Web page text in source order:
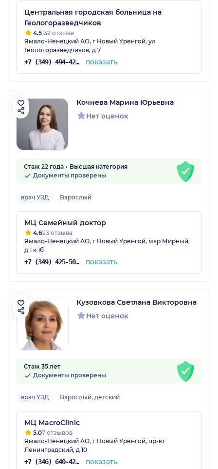
Центральная городская больница на
Геологоразведчиков
4.5132 отзыва
Ямало-Ненецкий АО, г Новый Уренгой, ул
Геологоразведчиков, д 7
+7 (349) 494-42-62 показать
Кочнева Марина Юрьевна
Нет оценок
Стаж 22 года
Высшая категория
Документы проверены
врач УЗД Взрослый
МЦ Семейный доктор
4.623 отзыва
Ямало-Ненецкий АО, г Новый Уренгой, мкр Мирный,
д 1 к 1б
+7 (349) 425-50-25 показать
Кузовкова Светлана Викторовна
Нет оценок
Стаж 35 лет
Документы проверены
врач УЗД Взрослый, детский
МЦ MacroClinic
5.07 отзывов
Ямало-Ненецкий АО, г Новый Уренгой, пр-кт
Ленинградский, д 10
+7 (346) 640-42-50 показать